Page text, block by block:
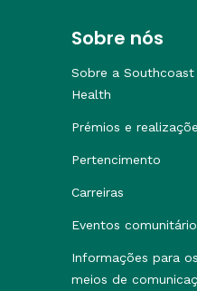
Sobre nós
Sobre a Southcoast
Health
Prémios e
Pertencimento
Carreiras
Eventos
Informações para os
meios de